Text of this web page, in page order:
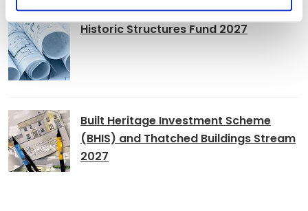
Historic Structures Fund 2027
Built Heritage Investment Scheme
(BHIS) and Thatched Buildings Stream
2027